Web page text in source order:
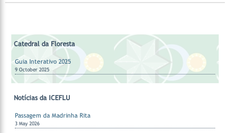
Catedral da Floresta
Guia Interativo 2025
9 October 2025
Notícias da ICEFLU
Passagem da Madrinha Rita
3 May 2026